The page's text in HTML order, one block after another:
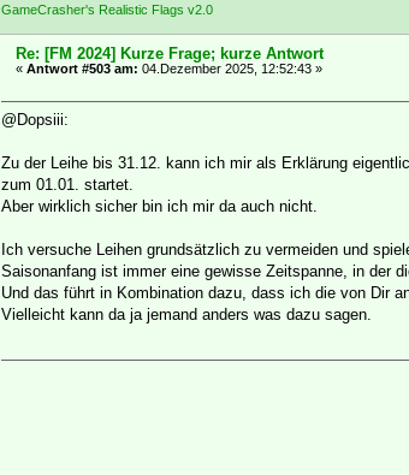
GameCrasher's Realistic Flags v2.0
Re: [FM 2024] Kurze Frage; kurze Antwort
« Antwort #503 am: 04.Dezember 2025, 12:52:43 »
@Dopsiii:
Zu der Leihe bis 31.12. kann ich mir als Erklärung
zum 01.01. startet.
Aber wirklich sicher bin ich mir da auch nicht.
Ich versuche Leihen grundsätzlich zu vermeiden und
Saisonanfang ist immer eine gewisse Zeitspanne, in der
Und das führt in Kombination dazu, dass ich die von Dir
Vielleicht kann da ja jemand anders was dazu sagen.